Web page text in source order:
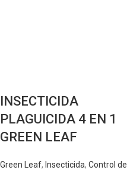
INSECTICIDA
PLAGUICIDA 4 EN 1
GREEN LEAF
Green Leaf, Insecticida, Control de